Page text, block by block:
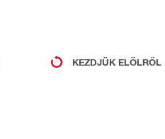
KEZDJÜK ELÖLRŐL